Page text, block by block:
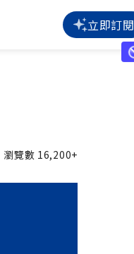
立即訂閱
瀏覽數 16,200+